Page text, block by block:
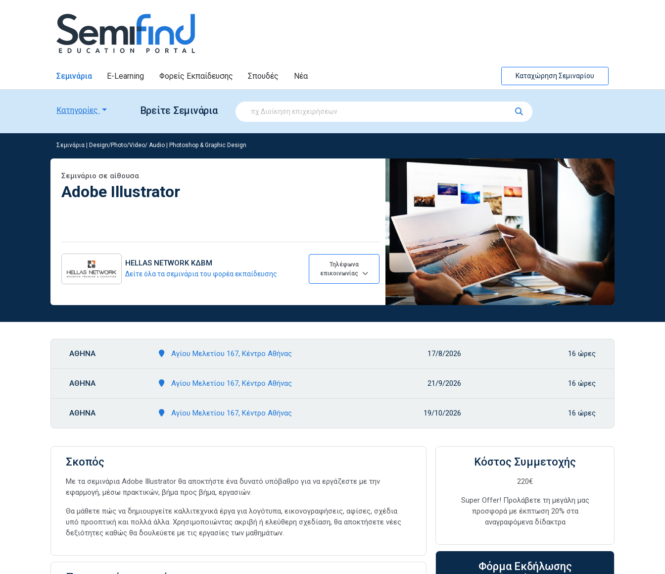
Σεμινάρια E-Learning Φορείς Εκπαίδευσης Σπουδές Νέα Καταχώρηση Σεμιναρίου
Κατηγορίες Βρείτε Σεμινάρια
Σεμινάρια Design/Photo/Video/ Audio Photoshop & Graphic Design
Σεμινάριο σε αίθουσα
Adobe Illustrator
HELLAS NETWORK ΚΔΒΜ
Δείτε όλα τα σεμινάρια του φορέα εκπαίδευσης
Τηλέφωνα
επικοινωνίας
ΑΘΗΝΑ Αγίου Μελετίου 167, Κέντρο Αθήνας 17/8/2026 16 ώρες
ΑΘΗΝΑ Αγίου Μελετίου 167, Κέντρο Αθήνας 21/9/2026 16 ώρες
ΑΘΗΝΑ Αγίου Μελετίου 167, Κέντρο Αθήνας 19/10/2026 16 ώρες
Σκοπός
Με τα σεμινάρια Adobe Illustrator θα αποκτήστε ένα δυνατό υπόβαθρο για να εργάζεστε με την
εφαρμογή, μέσω πρακτικών, βήμα προς βήμα, εργασιών.
Θα μάθετε πώς να δημιουργείτε καλλιτεχνικά έργα για λογότυπα, εικονογραφήσεις, αφίσες, σχέδια
υπό προοπτική και πολλά άλλα. Χρησιμοποιώντας ακριβή ή ελεύθερη σχεδίαση, θα αποκτήσετε νέες
δεξιότητες καθώς θα δουλεύετε με τις εργασίες των μαθημάτων.
Κόστος Συμμετοχής
220€
Super Offer! Προλάβετε τη μεγάλη μας
προσφορά με έκπτωση 20% στα
αναγραφόμενα δίδακτρα
Φόρμα Εκδήλωσης